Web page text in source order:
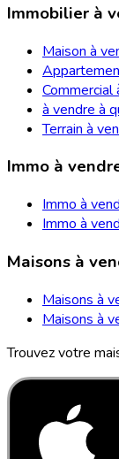
Immobilier à
Maison à
Commercial
à vendre à
Terrain à
Immo à
Immo à
Immo à
Maisons à
Maisons à
Maisons à
Trouvez votre